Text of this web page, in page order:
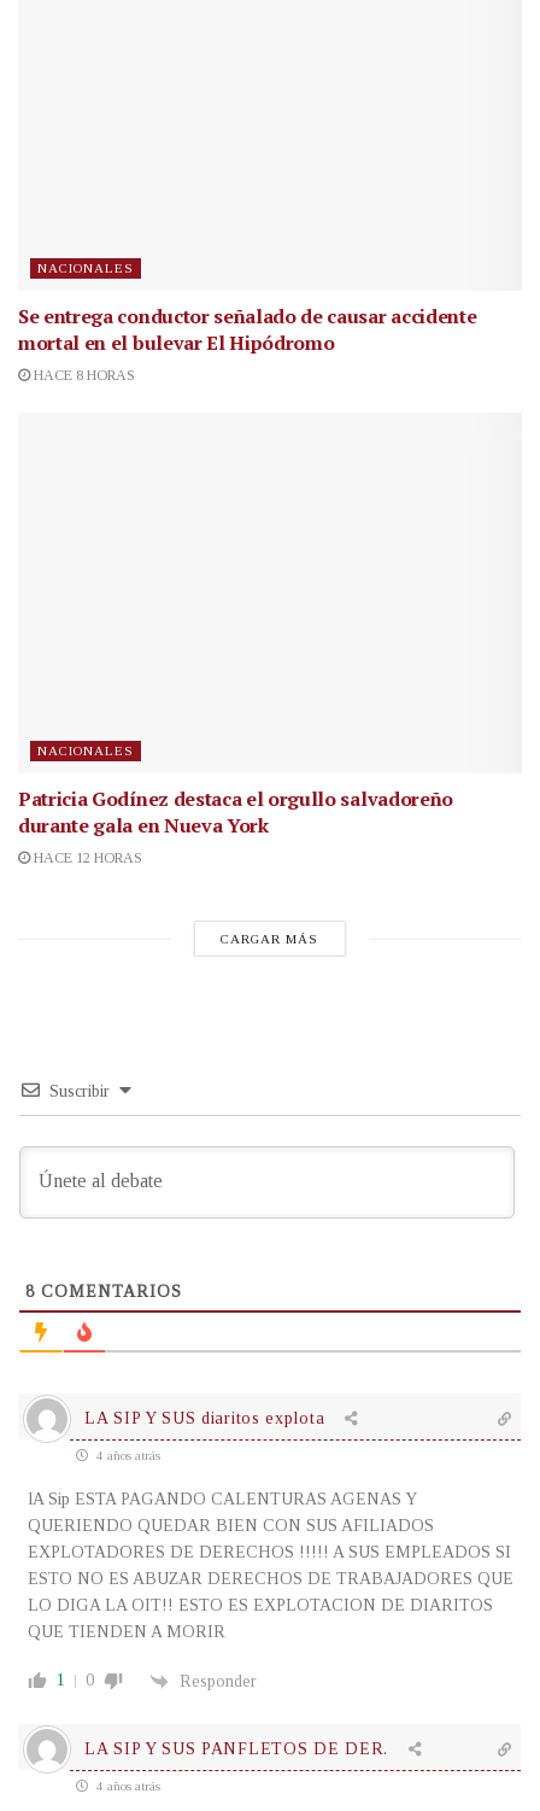
NACIONALES
Se entrega conductor señalado de causar accidente
mortal en el bulevar El Hipódromo
HACE 8 HORAS
NACIONALES
Patricia Godínez destaca el orgullo salvadoreño
durante gala en Nueva York
HACE 12 HORAS
CARGAR MÁS
Suscribir
8 COMENTARIOS
LA SIP Y SUS diaritos explota
4 años atrás
lA Sip ESTA PAGANDO CALENTURAS AGENAS Y
QUERIENDO QUEDAR BIEN CON SUS AFILIADOS
EXPLOTADORES DE DERECHOS !!!!! A SUS EMPLEADOS SI
ESTO NO ES ABUZAR DERECHOS DE TRABAJADORES QUE
LO DIGA LA OIT!! ESTO ES EXPLOTACION DE DIARITOS
QUE TIENDEN A MORIR
1 0 Responder
LA SIP Y SUS PANFLETOS DE DER.
4 años atrás